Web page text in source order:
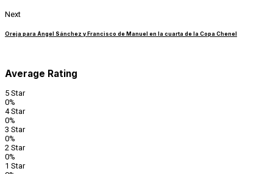
Next
Oreja para Ángel Sánchez y Francisco de Manuel en la cuarta de la Copa Chenel
Average Rating
5 Star
0%
4 Star
0%
3 Star
0%
2 Star
0%
1 Star